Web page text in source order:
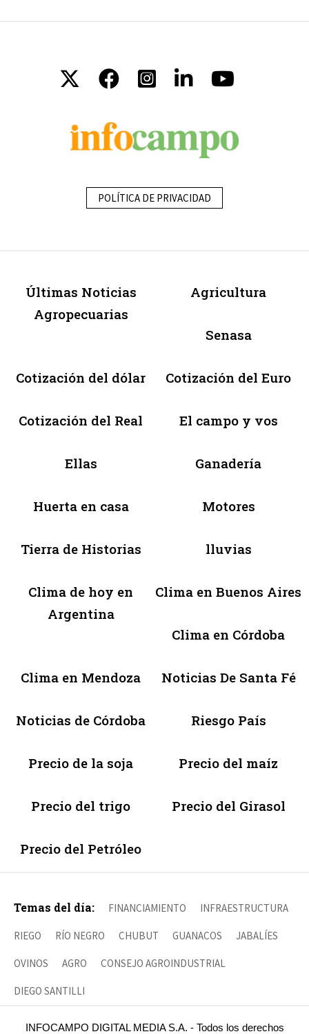
POLÍTICA DE PRIVACIDAD
Últimas Noticias
Agropecuarias
Agricultura
Senasa
Cotización del dólar Cotización del Euro
Cotización del Real El campo y vos
Ellas Ganadería
Huerta en casa Motores
Tierra de Historias lluvias
Clima de hoy en
Argentina
Clima en Buenos Aires
Clima en Córdoba
Clima en Mendoza Noticias De Santa Fé
Noticias de Córdoba Riesgo País
Precio de la soja Precio del maíz
Precio del trigo Precio del Girasol
Precio del Petróleo
Temas del día: FINANCIAMIENTO INFRAESTRUCTURA
RIEGO RÍO NEGRO CHUBUT GUANACOS JABALÍES
OVINOS AGRO CONSEJO AGROINDUSTRIAL
DIEGO SANTILLI
INFOCAMPO DIGITAL MEDIA S.A. - Todos los derechos